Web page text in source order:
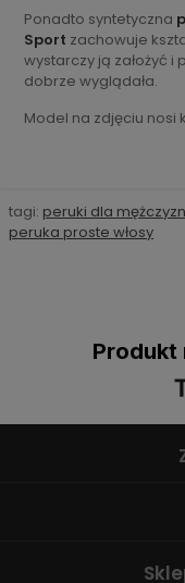
Ponadto syntetyczna
Sport zachowuje
wystarczy ją założyć
dobrze wyglądała.
Model na zdjęciu nosi
tagi: peruki dla
peruka proste włosy
Produkt